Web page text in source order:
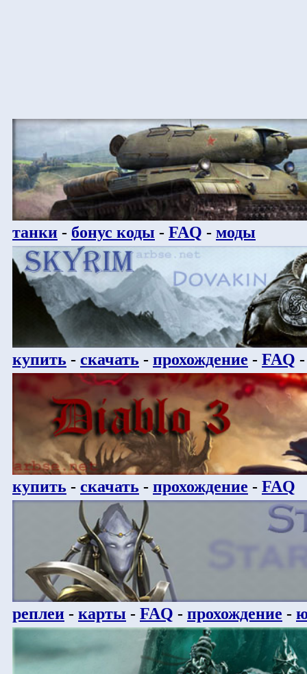
танки - бонус коды - FAQ - моды
купить - скачать - прохождение - FAQ
купить - скачать - прохождение - FAQ
реплеи - карты - FAQ - прохождение -